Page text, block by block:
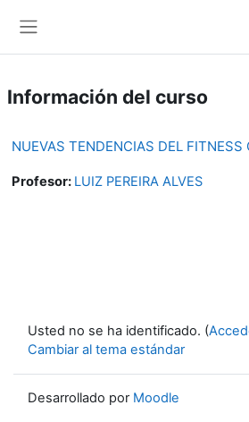
Información del curso
NUEVAS TENDENCIAS DEL FITNESS
Profesor: LUIZ PEREIRA ALVES
Usted no se ha identificado. (
Cambiar al tema estándar
Desarrollado por Moodle